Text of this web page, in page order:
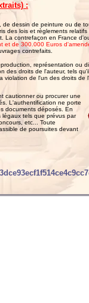
:
de dessin de peinture ou de
des lois et règlements
La contrefaçon en France
et de 300.000 Euros
contrefaits.
représentation ou
des droits de l'auteur, tels
violation de l'un des droits de
cautionner ou procurer une
L'authentification ne porte
documents déposés. En
tels que prévus par
etc... Toute
de poursuites devant